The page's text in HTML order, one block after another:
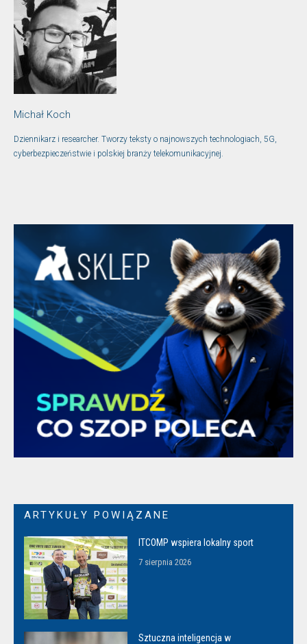
Michał Koch
Dziennikarz i researcher. Tworzy teksty o najnowszych technologiach, 5G,
cyberbezpieczeństwie i polskiej branży telekomunikacyjnej.
ARTYKUŁY POWIĄZANE
ITCOMP wspiera lokalny sport
7 sierpnia 2026
Sztuczna inteligencja w